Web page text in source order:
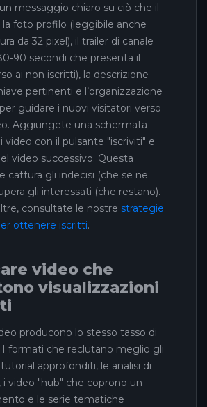
messaggio chiaro su ciò che il
la foto profilo (leggibile anche
da 32 pixel), il trailer di canale
90 secondi che presenta il
ai non iscritti), la descrizione
pertinenti e l’organizzazione
guidare i nuovi visitatori verso
Aggiungete una schermata
video con il pulsante "iscriviti" e
video successivo. Questa
cattura gli indecisi (che se ne
gli interessati (che restano).
consultate le nostre strategie
ottenere iscritti.
video che
visualizzazioni
producono lo stesso tasso di
I formati che reclutano meglio gli
approfonditi, le analisi di
i video "hub" che coprono un
e le serie tematiche